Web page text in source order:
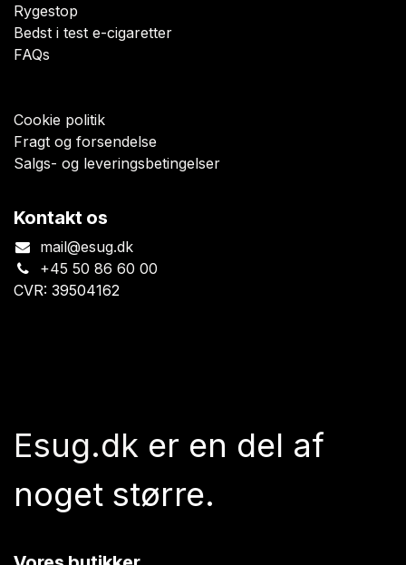
Rygestop
Bedst i test e-cigaretter
FAQs
Cookie politik
Fragt og forsendelse
Salgs- og leveringsbetingelser
Kontakt os
mail@esug.dk
+45 50 86 60 00
CVR: 39504162
Esug.dk er en del af
noget større.